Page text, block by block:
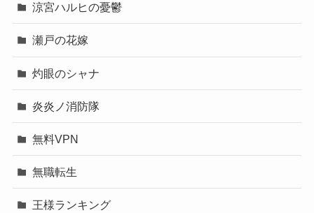
涼宮ハルヒの憂鬱
瀬戸の花嫁
灼眼のシャナ
炎炎ノ消防隊
無料VPN
無職転生
王様ランキング